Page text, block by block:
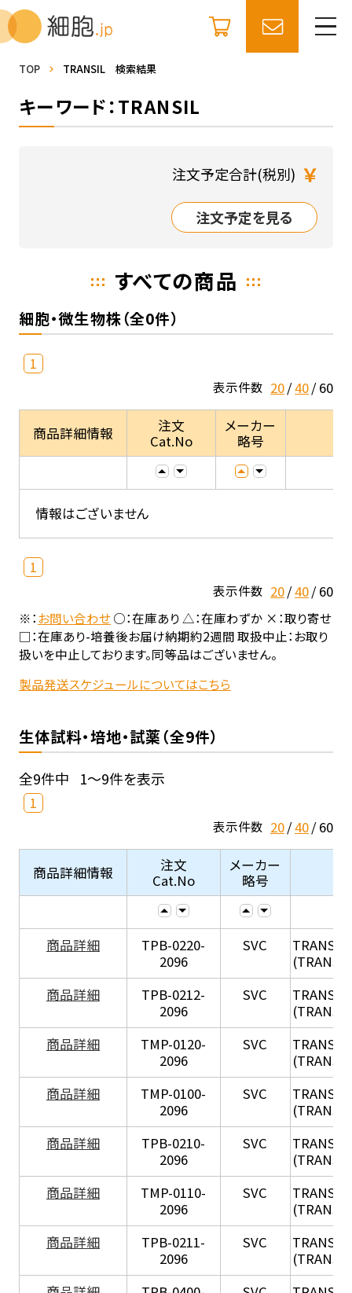
TOP TRANSIL 検索結果
キーワード：TRANSIL
注文予定合計(税別) ￥
注文予定を見る
すべての商品
細胞・微生物株（全0件）
1
表示件数 20 40 60
商品詳細情報
注文
Cat.No
メーカー
略号
情報はございません
1
表示件数 20 40 60
※：お問い合わせ○：在庫あり △：在庫わずか ×：取り寄せ
□：在庫あり-培養後お届け納期約2週間 取扱中止：お取り
扱いを中止しております。同等品はございません。
製品発送スケジュールについてはこちら
生体試料・培地・試薬（全9件）
全9件中 1～9件を表示
1
表示件数 20 40 60
商品詳細情報
注文
Cat.No
メーカー
略号
商品詳細
TPB-0220-
2096
SVC TRANSIL
商品詳細
TPB-0212-
2096
SVC TRANSIL
商品詳細
TMP-0120-
2096
SVC TRANSIL
商品詳細
TMP-0100-
2096
SVC TRANSIL
商品詳細
TPB-0210-
2096
SVC TRANSIL
商品詳細
TMP-0110-
2096
SVC TRANSIL
商品詳細
TPB-0211-
2096
SVC TRANSIL